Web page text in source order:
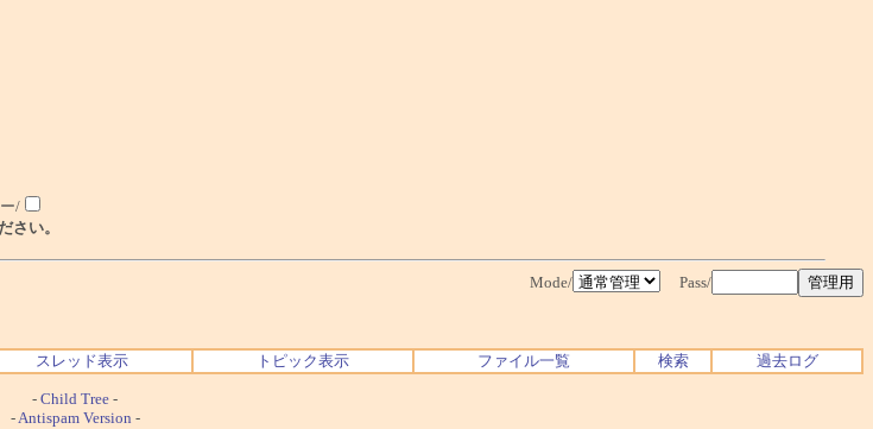
/
さい。
Mode/ Pass/
スレッド表示 トピック表示 ファイル一覧 検索 過去ログ
- Child Tree -
-Antispam Version -